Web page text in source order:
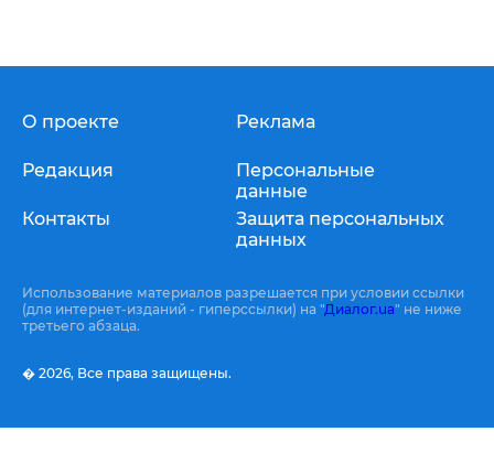
О проекте
Редакция
Контакты
Реклама
Персональные
данные
Защита персональных
данных
Использование материалов разрешается при условии ссылки
(для интернет-изданий - гиперссылки) на "Диалог.ua" не ниже
третьего абзаца.
� 2026, Все права защищены.